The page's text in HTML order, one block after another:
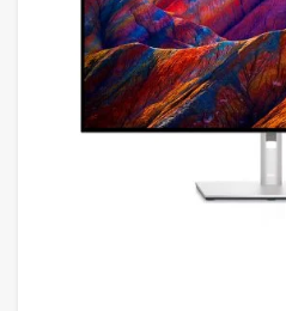
Màn hình Dell P3223QE
chống chói ComfortView
sáng xanh có hại để bảo
Đồng thời, việc giảm chói